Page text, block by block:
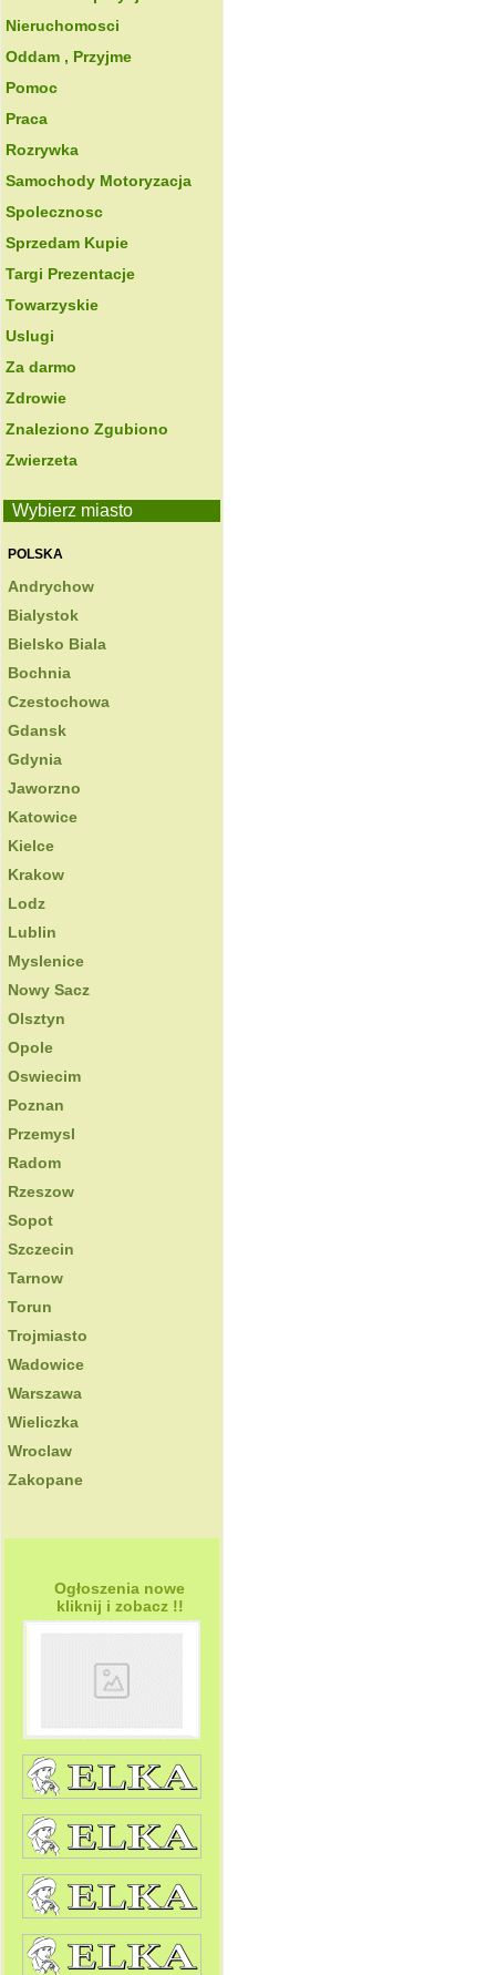
Nieruchomosci
Oddam , Przyjme
Pomoc
Praca
Rozrywka
Samochody Motoryzacja
Spolecznosc
Sprzedam Kupie
Targi Prezentacje
Towarzyskie
Uslugi
Za darmo
Zdrowie
Znaleziono Zgubiono
Zwierzeta
Wybierz miasto
POLSKA
Andrychow
Bialystok
Bielsko Biala
Bochnia
Czestochowa
Gdansk
Gdynia
Jaworzno
Katowice
Kielce
Krakow
Lodz
Lublin
Myslenice
Nowy Sacz
Olsztyn
Opole
Oswiecim
Poznan
Przemysl
Radom
Rzeszow
Sopot
Szczecin
Tarnow
Torun
Trojmiasto
Wadowice
Warszawa
Wieliczka
Wroclaw
Zakopane
Ogłoszenia nowe
kliknij i zobacz !!